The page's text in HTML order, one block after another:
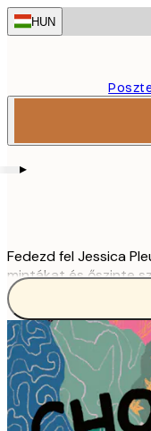
Skip
to
HUN
▸
Fedezd fel Jessica
mintákat és őszinte
posztereket alkot,